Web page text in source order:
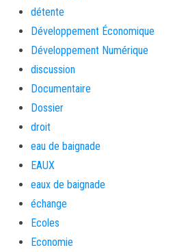
détente
Développement Économique
Développement Numérique
discussion
Documentaire
Dossier
droit
eau de baignade
EAUX
eaux de baignade
échange
Ecoles
Economie